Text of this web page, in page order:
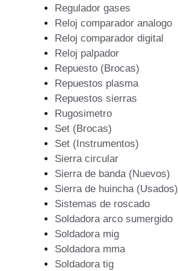
Regulador gases
Reloj comparador analogo
Reloj comparador digital
Reloj palpador
Repuesto (Brocas)
Repuestos plasma
Repuestos sierras
Rugosimetro
Set (Brocas)
Set (Instrumentos)
Sierra circular
Sierra de banda (Nuevos)
Sierra de huincha (Usados)
Sistemas de roscado
Soldadora arco sumergido
Soldadora mig
Soldadora mma
Soldadora tig